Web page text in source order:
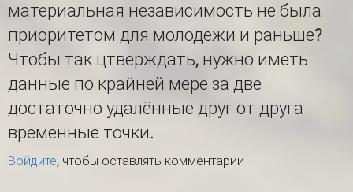
материальная независимость не была
приоритетом для молодёжи и раньше?
Чтобы так цтверждать, нужно иметь
данные по крайней мере за две
достаточно удалённые друг от друга
временные точки.
Войдите, чтобы оставлять комментарии